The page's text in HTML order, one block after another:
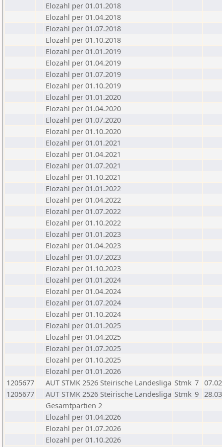
Elozahl per 01.01.2018
Elozahl per 01.04.2018
Elozahl per 01.07.2018
Elozahl per 01.10.2018
Elozahl per 01.01.2019
Elozahl per 01.04.2019
Elozahl per 01.07.2019
Elozahl per 01.10.2019
Elozahl per 01.01.2020
Elozahl per 01.04.2020
Elozahl per 01.07.2020
Elozahl per 01.10.2020
Elozahl per 01.01.2021
Elozahl per 01.04.2021
Elozahl per 01.07.2021
Elozahl per 01.10.2021
Elozahl per 01.01.2022
Elozahl per 01.04.2022
Elozahl per 01.07.2022
Elozahl per 01.10.2022
Elozahl per 01.01.2023
Elozahl per 01.04.2023
Elozahl per 01.07.2023
Elozahl per 01.10.2023
Elozahl per 01.01.2024
Elozahl per 01.04.2024
Elozahl per 01.07.2024
Elozahl per 01.10.2024
Elozahl per 01.01.2025
Elozahl per 01.04.2025
Elozahl per 01.07.2025
Elozahl per 01.10.2025
Elozahl per 01.01.2026
1205677
AUT STMK 2526 Steirische Landesliga Stmk 7
1205677
AUT STMK 2526 Steirische Landesliga Stmk 9
Gesamtpartien 2
Elozahl per 01.04.2026
Elozahl per 01.07.2026
Elozahl per 01.10.2026